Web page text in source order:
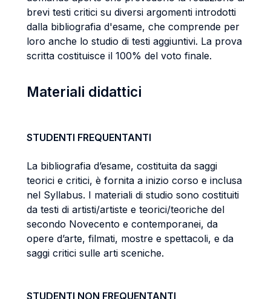
brevi testi critici su diversi argomenti introdotti
dalla bibliografia d'esame, che comprende per
loro anche lo studio di testi aggiuntivi. La prova
scritta costituisce il 100% del voto finale.
Materiali didattici
STUDENTI FREQUENTANTI
La bibliografia d’esame, costituita da saggi
teorici e critici, è fornita a inizio corso e inclusa
nel Syllabus. I materiali di studio sono costituiti
da testi di artisti/artiste e teorici/teoriche del
secondo Novecento e contemporanei, da
opere d’arte, filmati, mostre e spettacoli, e da
saggi critici sulle arti sceniche.
STUDENTI NON FREQUENTANTI